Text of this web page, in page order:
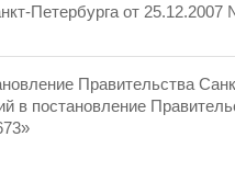
Петербурга от 25.12.2007
Правительства
в постановление